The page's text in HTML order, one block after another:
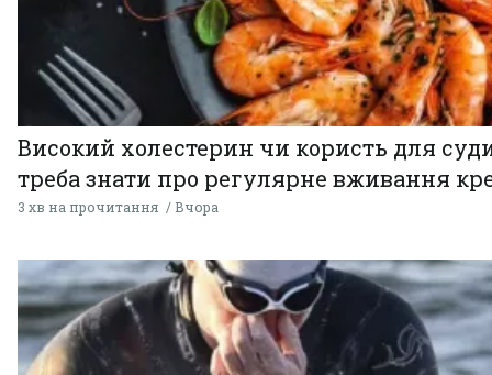
Високий холестерин чи користь для
треба знати про регулярне вживання
3 хв на прочитання Вчора